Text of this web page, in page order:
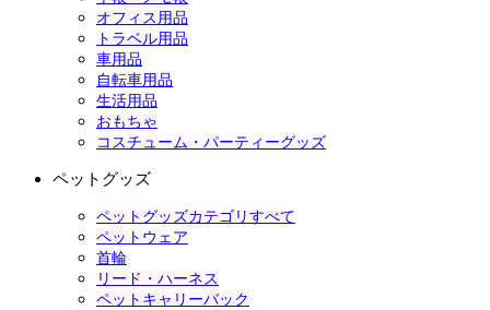
オフィス用品
トラベル用品
車用品
自転車用品
生活用品
おもちゃ
コスチューム・パーティーグッズ
ペットグッズ
ペットグッズカテゴリすべて
ペットウェア
首輪
リード・ハーネス
ペットキャリーバック